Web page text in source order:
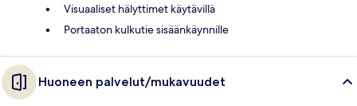
Visuaaliset hälyttimet käytävillä
Portaaton kulkutie sisäänkäynnille
Huoneen palvelut/mukavuudet